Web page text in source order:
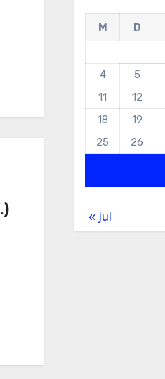
M D
4
5
11
12
18
19
25
26
« jul